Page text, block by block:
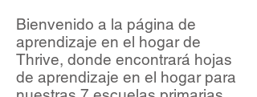
Bienvenido a la página de
aprendizaje en el hogar de
Thrive, donde encontrará hojas
de aprendizaje en el hogar para